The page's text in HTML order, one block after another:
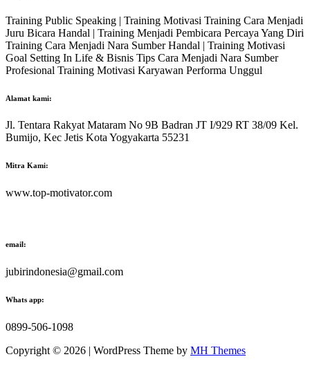
Training Public Speaking | Training Motivasi Training Cara Menjadi
Juru Bicara Handal | Training Menjadi Pembicara Percaya Yang Diri
Training Cara Menjadi Nara Sumber Handal | Training Motivasi
Goal Setting In Life & Bisnis Tips Cara Menjadi Nara Sumber
Profesional Training Motivasi Karyawan Performa Unggul
Alamat kami:
Jl. Tentara Rakyat Mataram No 9B Badran JT I/929 RT 38/09 Kel.
Bumijo, Kec Jetis Kota Yogyakarta 55231
Mitra Kami:
www.top-motivator.com
email:
jubirindonesia@gmail.com
Whats app:
0899-506-1098
Copyright © 2026 | WordPress Theme by MH Themes